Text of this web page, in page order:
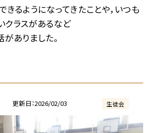
きるようになってきたことや，いつも
ラスがあるなど
ありました。
更新日 2026/02/03 生徒会